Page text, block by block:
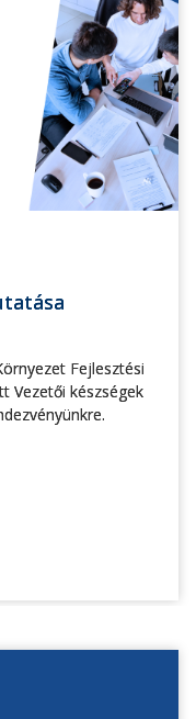
Fejlesztési
Vezetői készségek